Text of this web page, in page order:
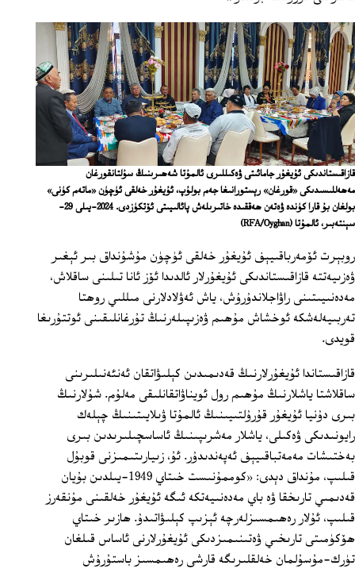
قازاقىستاندىكى ئۇيغۇر جامائىتى ۋەكىللىرى ئالمۇتا شەھىرىنىڭ سۇلتانقورغان
مەھەللىسىدىكى «قورغان» رېستورانىغا جەم بولۇپ، ئۇيغۇر خەلقى ئۈچۈن «ماتەم كۈنى»
بولغان بۇ قارا كۈندە ۋەتەن ھەققىدە خاتىرىلەش پائالىيىتى ئۆتكۈزدى. 2024-يىلى 29-
سېنتەبىر، ئالمۇتا(RFA/Oyghan)
روبېرت ئۆمەرباقىيېف ئۇيغۇر خەلقى ئۈچۈن مۇشۇنداق بىر ئېغىر
ۋەزىيەتتە قازاقىستاندىكى ئۇيغۇرلار ئالدىدا ئۆز ئانا تىلىنى ساقلاش،
مەدەنىيىتىنى راۋاجلاندۇرۇش، ياش ئەۋلادلارنى مىللىي روھتا
تەربىيەلەشكە ئوخشاش مۇھىم ۋەزىپىلەرنىڭ تۇرغانلىقىنى ئوتتۇرىغا
قويدى.
قازاقىستاندا ئۇيغۇرلارنىڭ قەدىمىدىن كېلىۋاتقان ئەنئەنىلىرىنى
ساقلاشتا ياشلارنىڭ مۇھىم رول ئويناۋاتقانلىقى مەلۇم. شۇلارنىڭ
بىرى دۇنيا ئۇيغۇر قۇرۇلتىيىنىڭ ئالمۇتا ۋىلايىتىنىڭ چېلەك
رايونىدىكى ۋەكىلى، ياشلار مەشرىپىنىڭ ئاساسچىلىرىدىن بىرى
بەختىشات مەمەتباقىيېف ئەپەندىدۇر. ئۇ، زىيارىتىمىزنى قوبۇل
قىلىپ، مۇنداق دېدى: «كوممۇنىست خىتاي 1949-يىلدىن بۇيان
قەدىمىي تارىخقا ۋە باي مەدەنىيەتكە ئىگە ئۇيغۇر خەلقىنى مۇنقەرز
قىلىپ، ئۇلار رەھىمسىزلەرچە ئېزىپ كېلىۋاتىدۇ. ھازىر خىتاي
ھۆكۈمىتى تارىخىي ۋەتىنىمىزدىكى ئۇيغۇرلارنى ئاساس قىلغان
تۈرك-مۇسۇلمان خەلقلىرىگە قارشى رەھىمسىز باستۇرۇش